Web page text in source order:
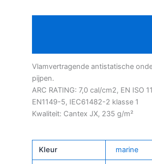
Vlamvertragende antistatische
pijpen.
ARC RATING: 7,0 cal/cm2, EN ISO
EN1149-5, IEC61482-2 klasse 1
Kwaliteit: Cantex JX, 235 g/m²
Kleur marine